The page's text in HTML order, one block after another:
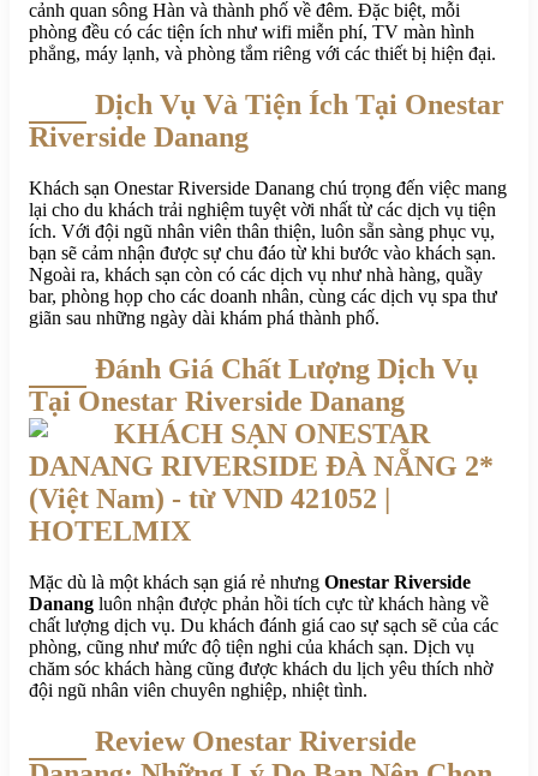
cảnh quan sông Hàn và thành phố về đêm. Đặc biệt, mỗi
phòng đều có các tiện ích như wifi miễn phí, TV màn hình
phẳng, máy lạnh, và phòng tắm riêng với các thiết bị hiện đại.
Dịch Vụ Và Tiện Ích Tại Onestar
Riverside Danang
Khách sạn Onestar Riverside Danang chú trọng đến việc mang
lại cho du khách trải nghiệm tuyệt vời nhất từ các dịch vụ tiện
ích. Với đội ngũ nhân viên thân thiện, luôn sẵn sàng phục vụ,
bạn sẽ cảm nhận được sự chu đáo từ khi bước vào khách sạn.
Ngoài ra, khách sạn còn có các dịch vụ như nhà hàng, quầy
bar, phòng họp cho các doanh nhân, cùng các dịch vụ spa thư
giãn sau những ngày dài khám phá thành phố.
Đánh Giá Chất Lượng Dịch Vụ
Tại Onestar Riverside Danang
Mặc dù là một khách sạn giá rẻ nhưng Onestar Riverside
Danang luôn nhận được phản hồi tích cực từ khách hàng về
chất lượng dịch vụ. Du khách đánh giá cao sự sạch sẽ của các
phòng, cũng như mức độ tiện nghi của khách sạn. Dịch vụ
chăm sóc khách hàng cũng được khách du lịch yêu thích nhờ
đội ngũ nhân viên chuyên nghiệp, nhiệt tình.
Review Onestar Riverside